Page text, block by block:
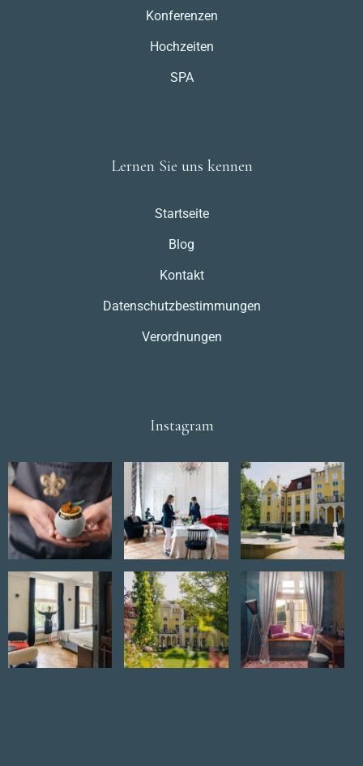
Konferenzen
Hochzeiten
SPA
Lernen Sie uns kennen
Startseite
Blog
Kontakt
Datenschutzbestimmungen
Verordnungen
Instagram